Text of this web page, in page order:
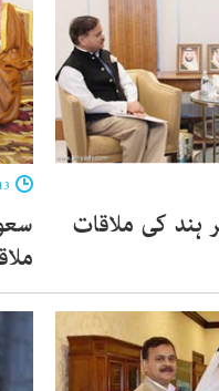
ہند کی ملاقات